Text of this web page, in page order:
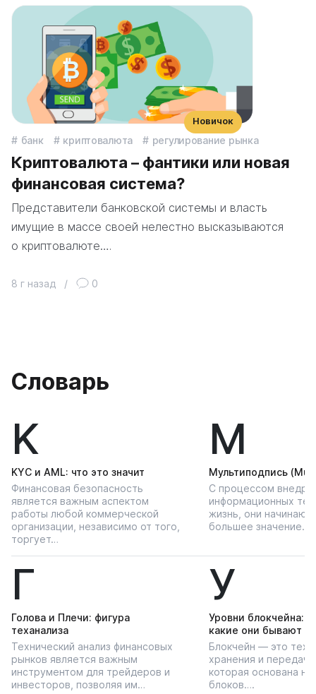
банк криптовалюта регулирование рынка
Криптовалюта – фантики или новая
финансовая система?
Представители банковской системы и власть
имущие в массе своей нелестно высказываются
о криптовалюте….
8 г назад / 0
Новичок
Словарь
K
KYС и AML: что это значит
Финансовая безопасность
является важным аспектом
работы любой коммерческой
организации, независимо от того,
торгует…
М
Мультиподпись
С процессом
информационных
жизнь, они начинают
большее значение…
Г
Голова и Плечи: фигура
теханализа
Технический анализ финансовых
рынков является важным
инструментом для трейдеров и
инвесторов, позволяя им…
У
Уровни блокчейна:
какие они бывают
Блокчейн — это
хранения и
которая основана
блоков….